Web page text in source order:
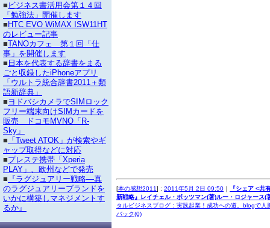
[本の感想2011] : 2011年5月 2日 09:50 ｜
『シェア <共
新戦略』レイチェル・ボッツマン(著)ルー・ロジャース(
タルビジネスブログ：実践起業！成功への道。blogで人
バック(0)
■ ビジネス書活用会第１４回
「勉強法」開催します
■ HTC EVO WiMAX ISW11HT
のレビュー記事
■TANOカフェ 第１回「仕
事」を開催します
■ 日本を代表する辞書をまる
ごと収録したiPhoneアプリ
「ウルトラ統合辞書2011＋類
語新辞典」
■ ヨドバシカメラでSIMロック
フリー端末向けSIMカードを
販売 ドコモMVNO「R-
Sky」
■ 「Tweet ATOK」が検索やギ
ャップ取得などに対応
■プレステ携帯「Xperia
PLAY」、欧州などで発売
■ 『ラグジュアリー戦略―真
のラグジュアリーブランドを
いかに構築しマネジメントす
るか』